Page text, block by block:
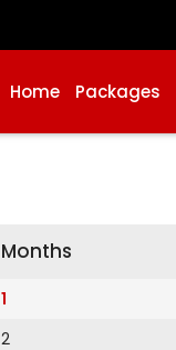
Home Packages
Months
1
2